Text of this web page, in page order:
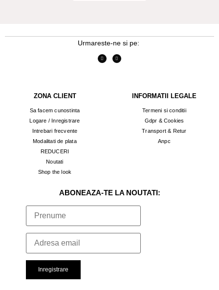
Urmareste-ne si pe:
ZONA CLIENT
Sa facem cunostinta
Logare / Inregistrare
Intrebari frecvente
Modalitati de plata
REDUCERI
Noutati
Shop the look
INFORMATII LEGALE
Termeni si conditii
Gdpr & Cookies
Transport & Retur
Anpc
ABONEAZA-TE LA NOUTATI: